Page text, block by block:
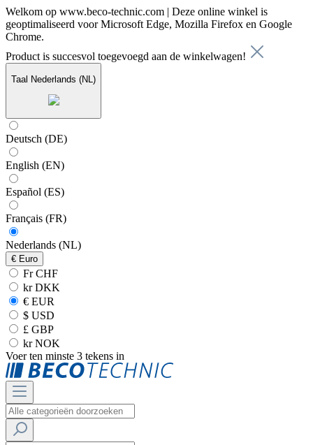
Welkom op www.beco-technic.com | Deze online winkel is
geoptimaliseerd voor Microsoft Edge, Mozilla Firefox en Google
Chrome.
Product is succesvol toegevoegd aan de winkelwagen!
Taal Nederlands (NL)
Deutsch (DE)
English (EN)
Español (ES)
Français (FR)
Nederlands (NL)
€ Euro
Fr CHF
kr DKK
€ EUR
$ USD
£ GBP
kr NOK
Voer ten minste 3 tekens in